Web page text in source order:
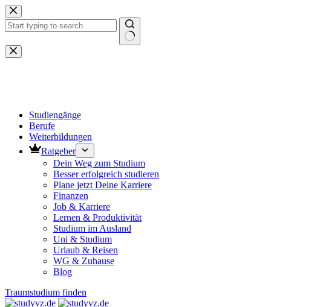
Zum
Inhalt
springen
Keine
Ergebnisse
Studiengänge
Berufe
Weiterbildungen
Ratgeber
Dein Weg zum Studium
Besser erfolgreich studieren
Plane jetzt Deine Karriere
Finanzen
Job & Karriere
Lernen & Produktivität
Studium im Ausland
Uni & Studium
Urlaub & Reisen
WG & Zuhause
Blog
Traumstudium finden